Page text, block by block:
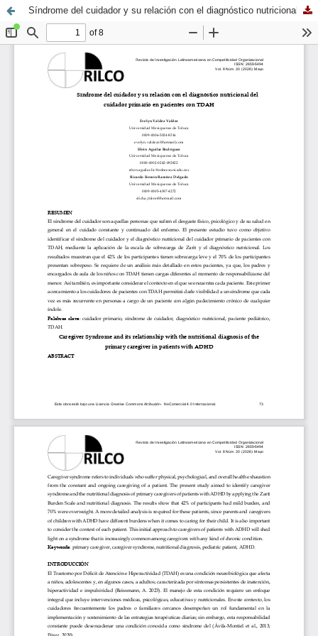
Síndrome del cuidador y su relación con el diagnóstico nutricional del cuidador primario en pacientes con TDAH